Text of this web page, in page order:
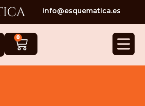
info@esquematica.es
0